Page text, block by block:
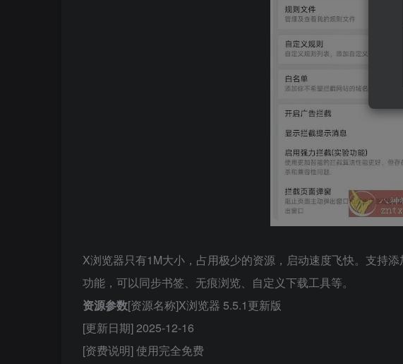
X浏览器只有1M大小，占用极少的资源，启动速度飞快。支持
功能，可以同步书签、无痕浏览、自定义下载工具等。
资源参数[资源名称]X浏览器 5.5.1更新版
[更新日期] 2025-12-16
[资费说明] 使用完全免费